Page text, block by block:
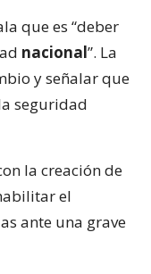
que es “deber
nacional”. La
y señalar que
seguridad
la creación de
el
ante una grave